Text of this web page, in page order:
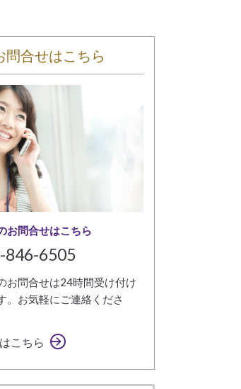
問合せはこちら
お問合せはこちら
846-6505
お問合せは24時間受け付け
。お気軽にご連絡くださ
こちら